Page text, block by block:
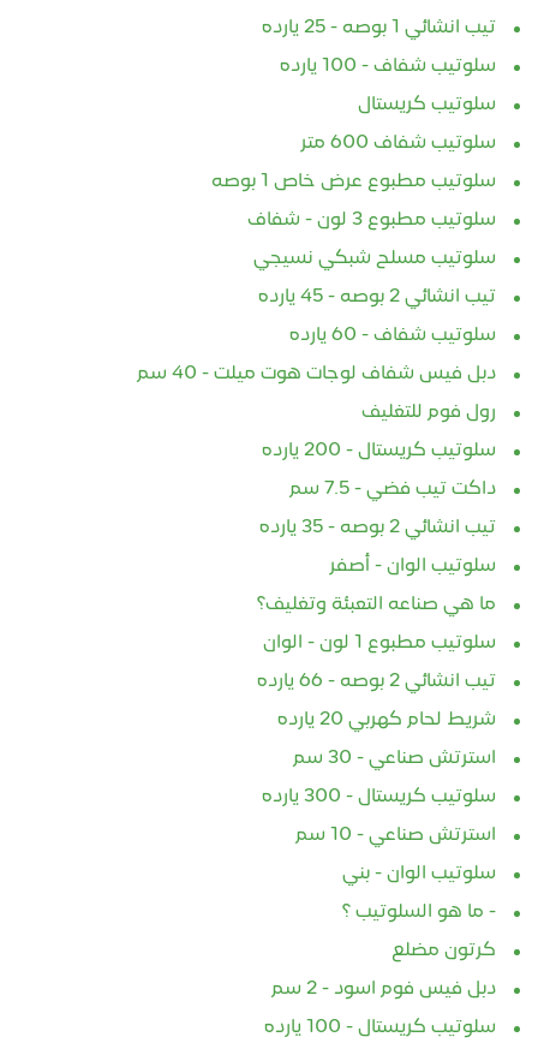
تيب انشائي 1 بوصه - 25 يارده
سلوتيب شفاف - 100 يارده
سلوتيب كريستال
سلوتيب شفاف 600 متر
سلوتيب مطبوع عرض خاص 1 بوصه
سلوتيب مطبوع 3 لون - شفاف
سلوتيب مسلح شبكي نسيجي
تيب انشائي 2 بوصه - 45 يارده
سلوتيب شفاف - 60 يارده
دبل فيس شفاف لوجات هوت ميلت - 40 سم
رول فوم للتغليف
سلوتيب كريستال - 200 يارده
داكت تيب فضي - 7.5 سم
تيب انشائي 2 بوصه - 35 يارده
سلوتيب الوان - أصفر
ما هي صناعه التعبئة وتغليف؟
سلوتيب مطبوع 1 لون - الوان
تيب انشائي 2 بوصه - 66 يارده
شريط لحام كهربي 20 يارده
استرتش صناعي - 30 سم
سلوتيب كريستال - 300 يارده
استرتش صناعي - 10 سم
سلوتيب الوان - بني
- ما هو السلوتيب ؟
كرتون مضلع
دبل فيس فوم اسود - 2 سم
سلوتيب كريستال - 100 يارده